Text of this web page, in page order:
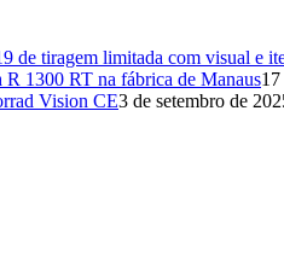
de tiragem limitada com visual e
1300 RT na fábrica de Manaus
Vision CE3 de setembro de